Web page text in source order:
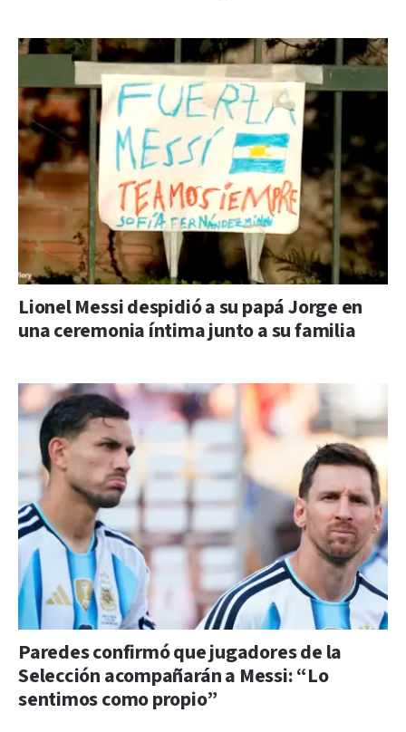
Lionel Messi despidió a su papá Jorge en
una ceremonia íntima junto a su familia
Paredes confirmó que jugadores de la
Selección acompañarán a Messi: “Lo
sentimos como propio”